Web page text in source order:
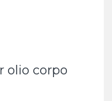
olio corpo